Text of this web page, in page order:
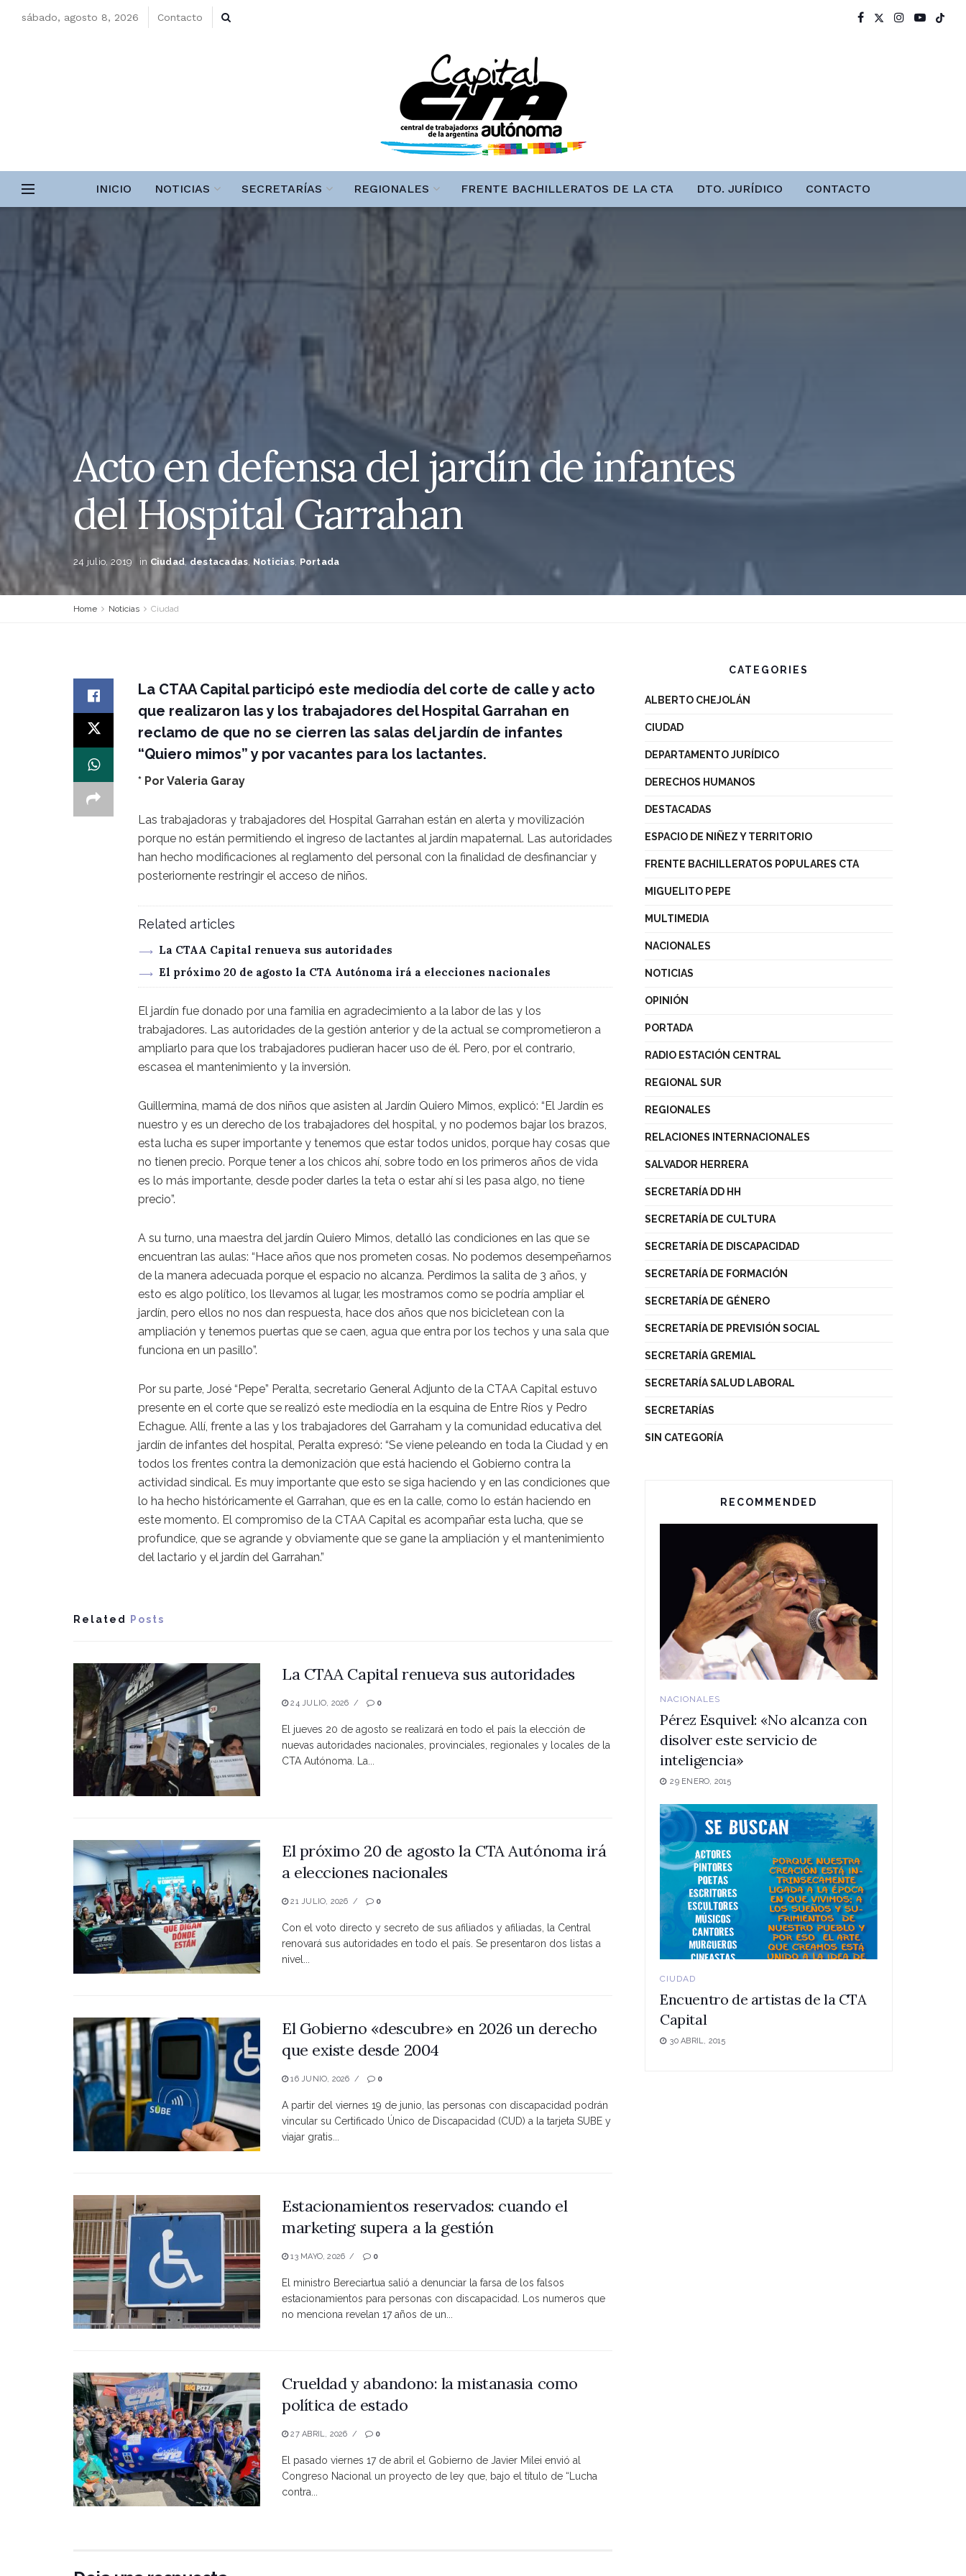
sábado, agosto 8, 2026 Contacto
INICIO NOTICIAS SECRETARÍAS REGIONALES FRENTE BACHILLERATOS DE LA CTA DTO. JURÍDICO CONTACTO
Acto en defensa del jardín de infantes
del Hospital Garrahan
24 julio, 2019 in Ciudad,destacadas, Noticias, Portada
Home Noticias Ciudad
La CTAA Capital participó este mediodía del corte de calle y acto
que realizaron las y los trabajadores del Hospital Garrahan en
reclamo de que no se cierren las salas del jardín de infantes
“Quiero mimos” y por vacantes para los lactantes.
* Por Valeria Garay
Las trabajadoras y trabajadores del Hospital Garrahan están en alerta y movilización
porque no están permitiendo el ingreso de lactantes al jardín mapaternal. Las autoridades
han hecho modificaciones al reglamento del personal con la finalidad de desfinanciar y
posteriornente restringir el acceso de niños.
Related articles
La CTAA Capital renueva sus autoridades
El próximo 20 de agosto la CTA Autónoma irá a elecciones nacionales
El jardín fue donado por una familia en agradecimiento a la labor de las y los
trabajadores. Las autoridades de la gestión anterior y de la actual se comprometieron a
ampliarlo para que los trabajadores pudieran hacer uso de él. Pero, por el contrario,
escasea el mantenimiento y la inversión.
Guillermina, mamá de dos niños que asisten al Jardín Quiero Mimos, explicó: “El Jardín es
nuestro y es un derecho de los trabajadores del hospital, y no podemos bajar los brazos,
esta lucha es super importante y tenemos que estar todos unidos, porque hay cosas que
no tienen precio. Porque tener a los chicos ahí, sobre todo en los primeros años de vida
es lo más importante, desde poder darles la teta o estar ahí si les pasa algo, no tiene
precio”.
A su turno, una maestra del jardín Quiero Mimos, detalló las condiciones en las que se
encuentran las aulas: “Hace años que nos prometen cosas. No podemos desempeñarnos
de la manera adecuada porque el espacio no alcanza. Perdimos la salita de 3 años, y
esto es algo político, los llevamos al lugar, les mostramos como se podría ampliar el
jardín, pero ellos no nos dan respuesta, hace dos años que nos bicicletean con la
ampliación y tenemos puertas que se caen, agua que entra por los techos y una sala que
funciona en un pasillo”.
Por su parte, José “Pepe” Peralta, secretario General Adjunto de la CTAA Capital estuvo
presente en el corte que se realizó este mediodía en la esquina de Entre Ríos y Pedro
Echague. Allí, frente a las y los trabajadores del Garraham y la comunidad educativa del
jardín de infantes del hospital, Peralta expresó: “Se viene peleando en toda la Ciudad y en
todos los frentes contra la demonización que está haciendo el Gobierno contra la
actividad sindical. Es muy importante que esto se siga haciendo y en las condiciones que
lo ha hecho históricamente el Garrahan, que es en la calle, como lo están haciendo en
este momento. El compromiso de la CTAA Capital es acompañar esta lucha, que se
profundice, que se agrande y obviamente que se gane la ampliación y el mantenimiento
del lactario y el jardín del Garrahan.”
Related Posts
La CTAA Capital renueva sus autoridades
24 JULIO, 2026 0
El jueves 20 de agosto se realizará en todo el país la elección de
nuevas autoridades nacionales, provinciales, regionales y locales de la
CTA Autónoma. La...
El próximo 20 de agosto la CTA Autónoma irá
a elecciones nacionales
21 JULIO, 2026 0
Con el voto directo y secreto de sus afiliados y afiliadas, la Central
renovará sus autoridades en todo el país. Se presentaron dos listas a
nivel...
El Gobierno «descubre» en 2026 un derecho
que existe desde 2004
16 JUNIO, 2026 0
A partir del viernes 19 de junio, las personas con discapacidad podrán
vincular su Certificado Único de Discapacidad (CUD) a la tarjeta SUBE y
viajar gratis...
Estacionamientos reservados: cuando el
marketing supera a la gestión
13 MAYO, 2026 0
El ministro Bereciartua salió a denunciar la farsa de los falsos
estacionamientos para personas con discapacidad. Los numeros que
no menciona revelan 17 años de un...
Crueldad y abandono: la mistanasia como
política de estado
27 ABRIL, 2026 0
El pasado viernes 17 de abril el Gobierno de Javier Milei envió al
Congreso Nacional un proyecto de ley que, bajo el título de “Lucha
contra...
CATEGORIES
ALBERTO CHEJOLÁN
CIUDAD
DEPARTAMENTO JURÍDICO
DERECHOS HUMANOS
DESTACADAS
ESPACIO DE NIÑEZ Y TERRITORIO
FRENTE BACHILLERATOS POPULARES CTA
MIGUELITO PEPE
MULTIMEDIA
NACIONALES
NOTICIAS
OPINIÓN
PORTADA
RADIO ESTACIÓN CENTRAL
REGIONAL SUR
REGIONALES
RELACIONES INTERNACIONALES
SALVADOR HERRERA
SECRETARÍA DD HH
SECRETARÍA DE CULTURA
SECRETARÍA DE DISCAPACIDAD
SECRETARÍA DE FORMACIÓN
SECRETARÍA DE GÉNERO
SECRETARÍA DE PREVISIÓN SOCIAL
SECRETARÍA GREMIAL
SECRETARÍA SALUD LABORAL
SECRETARÍAS
SIN CATEGORÍA
RECOMMENDED
NACIONALES
Pérez Esquivel: «No alcanza con
disolver este servicio de
inteligencia»
29 ENERO, 2015
CIUDAD
Encuentro de artistas de la CTA
Capital
30 ABRIL, 2015